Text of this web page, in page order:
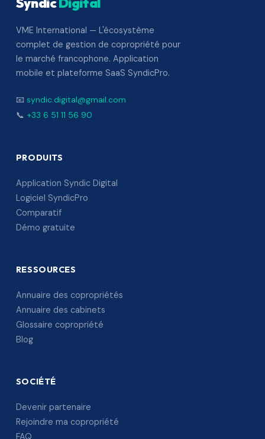
VME International — L'écosystème
complet de gestion de copropriété pour
le marché francophone. Application
mobile et plateforme SaaS SyndicPro.
📧 syndic.digital@gmail.com
📞 +33 6 51 11 56 90
PRODUITS
Application Syndic Digital
Logiciel SyndicPro
Comparatif
Démo gratuite
RESSOURCES
Annuaire des copropriétés
Annuaire des cabinets
Glossaire copropriété
Blog
SOCIÉTÉ
Devenir partenaire
Rejoindre ma copropriété
FAQ